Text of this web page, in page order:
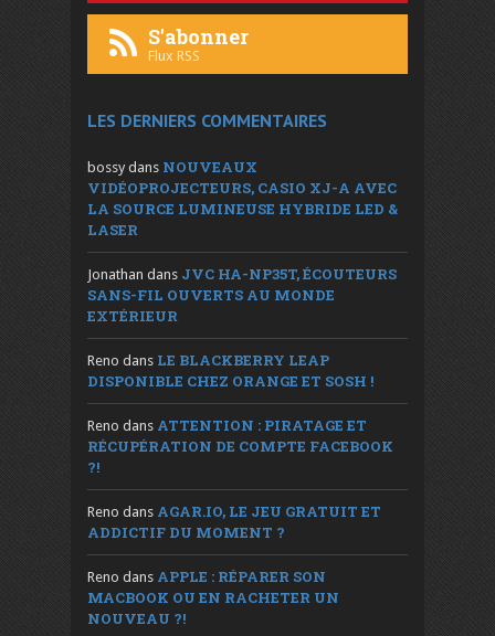
S'abonner
Flux RSS
LES DERNIERS COMMENTAIRES
bossy dans NOUVEAUX
VIDÉOPROJECTEURS, CASIO XJ-A AVEC
LA SOURCE LUMINEUSE HYBRIDE LED &
LASER
Jonathan dans JVC HA-NP35T, ÉCOUTEURS
SANS-FIL OUVERTS AU MONDE
EXTÉRIEUR
Reno dans LE BLACKBERRY LEAP
DISPONIBLE CHEZ ORANGE ET SOSH !
Reno dans ATTENTION : PIRATAGE ET
RÉCUPÉRATION DE COMPTE FACEBOOK
?!
Reno dans AGAR.IO, LE JEU GRATUIT ET
ADDICTIF DU MOMENT ?
Reno dans APPLE : RÉPARER SON
MACBOOK OU EN RACHETER UN
NOUVEAU ?!